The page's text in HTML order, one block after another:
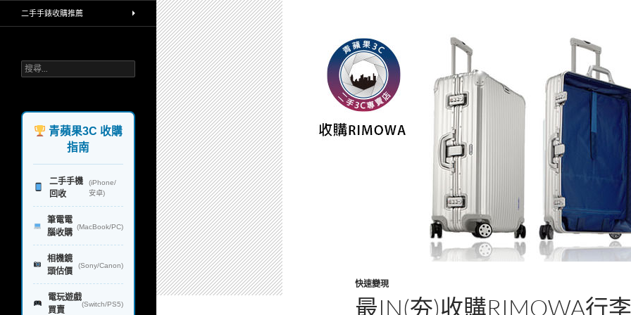
快速變現
最IN(夯)收購RIMOWA行
環保理念，回收再利用，不製造汙染
錶 禮券 rimowa行李箱 精品，台北 台
二手手錶收購推薦
搜
尋
字:
青蘋果3C 收購
指南
二手手機
回收
(iPhone/
安卓)
筆電電
腦收購
(MacBook/PC)
相機鏡
頭估價
(Sony/Canon)
電玩遊戲
買賣
(Switch/PS5)